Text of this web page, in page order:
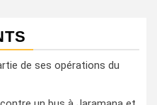
de ses opérations du